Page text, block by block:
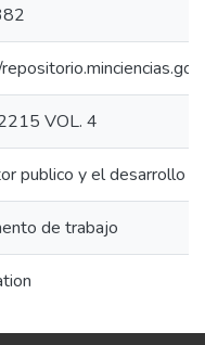
VOL. 4
publico y el desarrollo
de trabajo